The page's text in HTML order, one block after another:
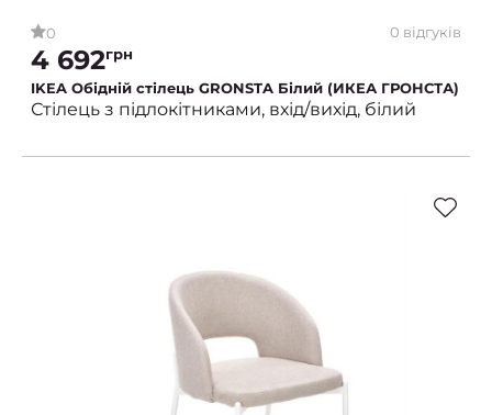
0 0 відгуків
4 692грн
IKEA Обідній стілець GRONSTA Білий (ИКЕА ГРОНСТА)
Стілець з підлокітниками, вхід/вихід, білий